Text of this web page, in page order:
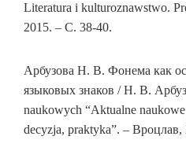
Literatura i kulturoznawstwo.
2015. – С. 38-40.
Арбузова Н. В. Фонема как
языковых знаков / Н. В.
naukowych “Aktualne
decyzja, praktyka”. –